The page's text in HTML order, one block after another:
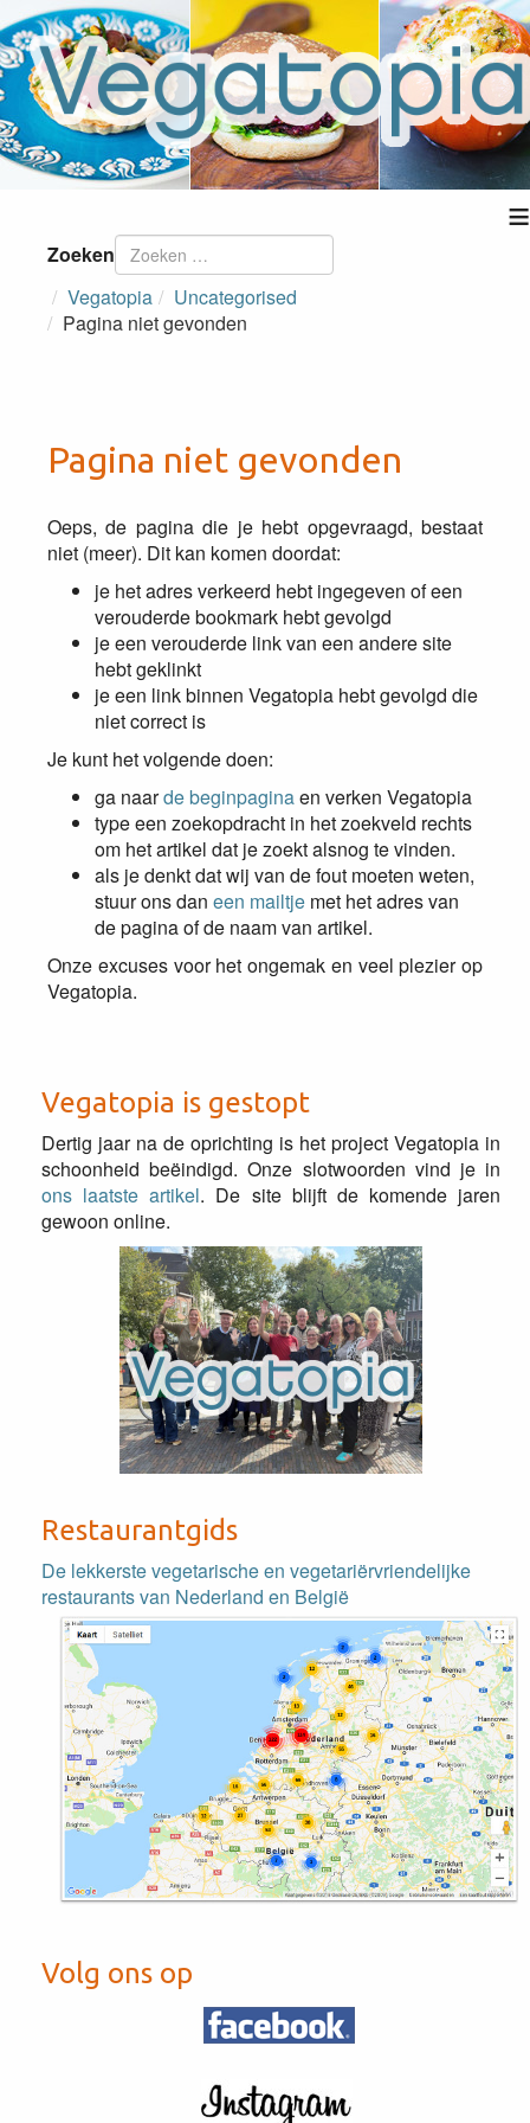
≡
Zoeken
Vegatopia
Uncategorised
Pagina niet gevonden
Pagina niet gevonden
Oeps, de pagina die je hebt opgevraagd, bestaat
niet (meer). Dit kan komen doordat:
je het adres verkeerd hebt ingegeven of een
verouderde bookmark hebt gevolgd
je een verouderde link van een andere site
hebt geklinkt
je een link binnen Vegatopia hebt gevolgd die
niet correct is
Je kunt het volgende doen:
ga naarde beginpaginaen verken Vegatopia
type een zoekopdracht in het zoekveld rechts
om het artikel dat je zoekt alsnog te vinden.
als je denkt dat wij van de fout moeten weten,
stuur ons dan een mailtje met het adres van
de pagina of de naam van artikel.
Onze excuses voor het ongemak en veel plezier op
Vegatopia.
Vegatopia is gestopt
Dertig jaar na de oprichting is het project Vegatopia in
schoonheid beëindigd. Onze slotwoorden vind je in
ons laatste artikel. De site blijft de komende jaren
gewoon online.
Restaurantgids
De lekkerste vegetarische en vegetariërvriendelijke
restaurants van Nederland en België
Volg ons op